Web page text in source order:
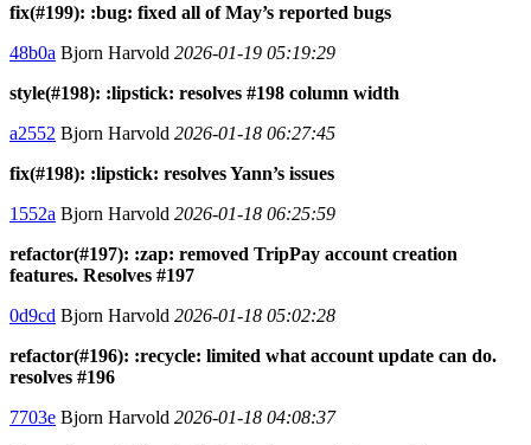
fix(#199): :bug: fixed all of May’s reported bugs
48b0a Bjorn Harvold 2026-01-19 05:19:29
style(#198): :lipstick: resolves #198 column width
a2552 Bjorn Harvold 2026-01-18 06:27:45
fix(#198): :lipstick: resolves Yann’s issues
1552a Bjorn Harvold 2026-01-18 06:25:59
refactor(#197): :zap: removed TripPay account creation
features. Resolves #197
0d9cd Bjorn Harvold 2026-01-18 05:02:28
refactor(#196): :recycle: limited what account update can do.
resolves #196
7703e Bjorn Harvold 2026-01-18 04:08:37